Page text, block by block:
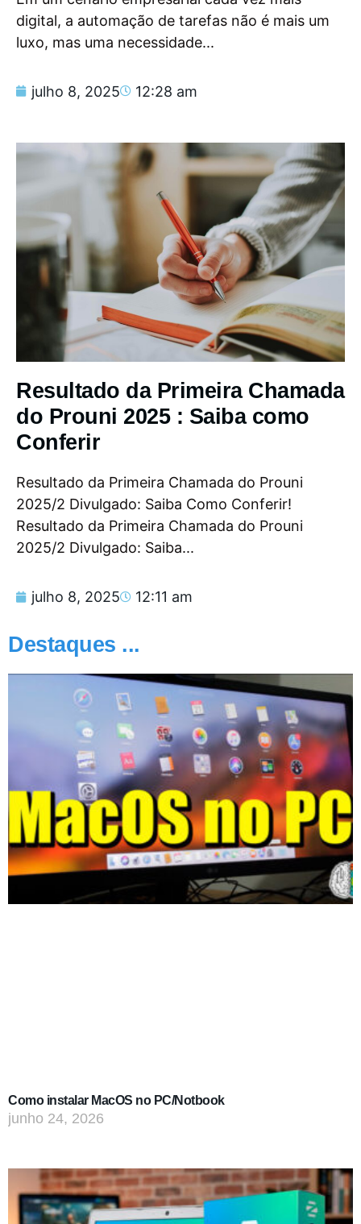
digital, a automação de tarefas não é mais um
luxo, mas uma necessidade...
julho 8, 2025 12:28 am
Resultado da Primeira Chamada
do Prouni 2025 : Saiba como
Conferir
Resultado da Primeira Chamada do Prouni
2025/2 Divulgado: Saiba Como Conferir!
Resultado da Primeira Chamada do Prouni
2025/2 Divulgado: Saiba...
julho 8, 2025 12:11 am
Destaques ...
Como instalar MacOS no PC/Notbook
junho 24, 2026